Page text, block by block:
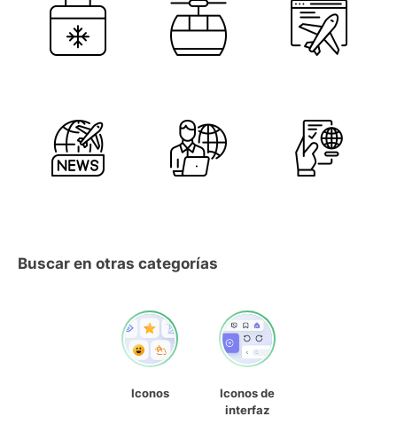
Buscar en otras categorías
Iconos
Iconos de
interfaz